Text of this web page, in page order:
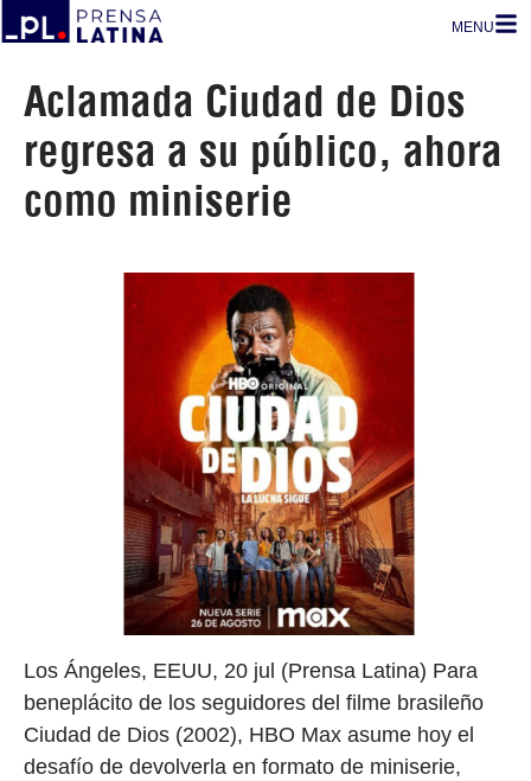
MENU
Aclamada Ciudad de Dios
regresa a su público, ahora
como miniserie
Los Ángeles, EEUU, 20 jul (Prensa Latina) Para
beneplácito de los seguidores del filme brasileño
Ciudad de Dios (2002), HBO Max asume hoy el
desafío de devolverla en formato de miniserie,